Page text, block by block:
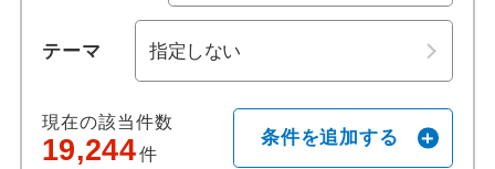
テーマ
現在の該当件数
19,244 件
条件を追加する
寺社・札所めぐり
名城